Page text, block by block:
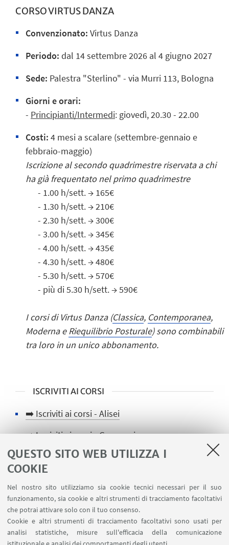
QUESTO SITO WEB UTILIZZA I
COOKIE
Nel nostro sito utilizziamo sia cookie tecnici necessari per il suo
funzionamento, sia cookie e altri strumenti di tracciamento facoltativi
che potrai attivare solo con il tuo consenso.
Cookie e altri strumenti di tracciamento facoltativi sono usati per
analisi statistiche, misure sull'efficacia della comunicazione
CORSO VIRTUS DANZA
Convenzionato: Virtus Danza
Periodo: dal 14 settembre 2026 al 4 giugno 2027
Sede: Palestra "Sterlino" - via Murri 113, Bologna
Giorni e orari:
- Principianti/Intermedi: giovedì, 20.30 - 22.00
Costi: 4 mesi a scalare (settembre-gennaio e
febbraio-maggio)
Iscrizione al secondo quadrimestre riservata a chi
ha già frequentato nel primo quadrimestre
- 1.00 h/sett. → 165€
- 1.30 h/sett. → 210€
- 2.30 h/sett. → 300€
- 3.00 h/sett. → 345€
- 4.00 h/sett. → 435€
- 4.30 h/sett. → 480€
- 5.30 h/sett. → 570€
- più di 5.30 h/sett. → 590€
I corsi di Virtus Danza (Classica, Contemporanea,
Moderna eRiequilibrio Posturale) sono combinabili
tra loro in un unico abbonamento.
ISCRIVITI AI CORSI
➡️ Iscriviti ai corsi - Alisei
➡️ Iscriviti ai corsi - Gymmoving
➡️ Iscriviti ai corsi - Pol. San Mamolo
➡️ Iscriviti presso le nostre segreterie